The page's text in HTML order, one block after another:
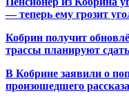
— теперь ему грозит
Кобрин получит
трассы планируют
В Кобрине заявили о
произошедшего